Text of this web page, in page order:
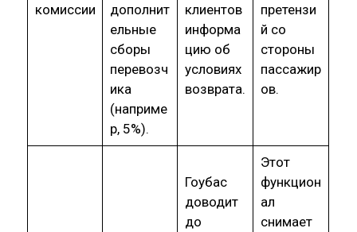
комиссии
дополнит
ельные
сборы
перевозч
ика
(наприме
р, 5%).
клиентов
информа
цию об
условиях
возврата.
претензи
й со
стороны
пассажир
ов.
Гоубас
доводит
до
Этот
функцион
ал
снимает